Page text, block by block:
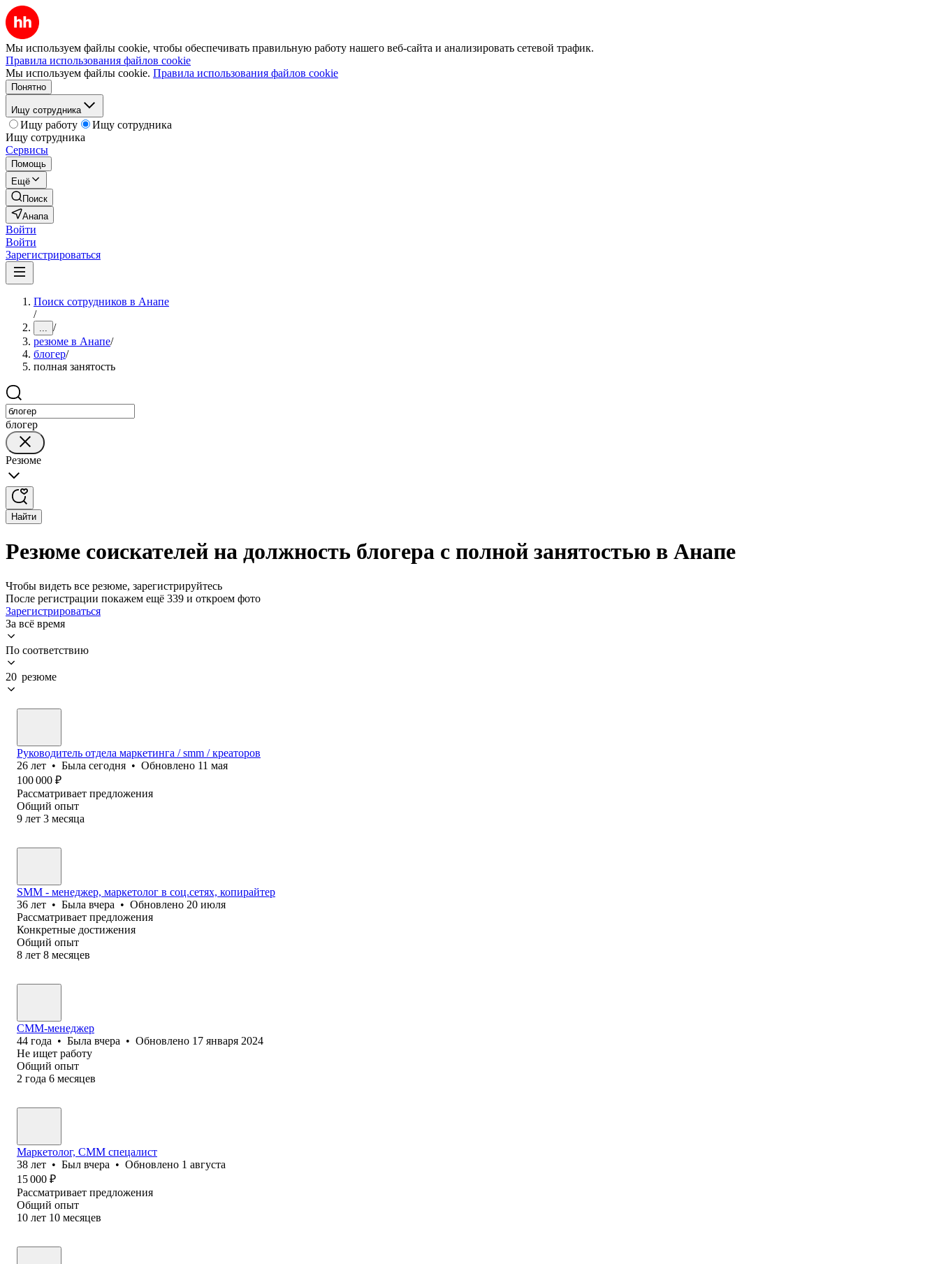
Мы используем файлы cookie, чтобы обеспечивать правильную работу нашего веб-сайта и анализировать сетевой трафик.
Правила использования файлов cookie
Мы используем файлы cookie. Правила использования файлов cookie
Понятно
Ищу сотрудника
Ищу работу
Ищу сотрудника
Ищу сотрудника
Сервисы
Помощь
Ещё
Поиск
Анапа
Войти
Войти
Зарегистрироваться
Поиск сотрудников в Анапе
/
... /
резюме в Анапе/
блогер/
полная занятость
блогер
Резюме
Найти
Резюме соискателей на должность блогера с полной занятостью в Анапе
Чтобы видеть все резюме, зарегистрируйтесь
После регистрации покажем ещё 339 и откроем фото
Зарегистрироваться
За всё время
По соответствию
20 резюме
Руководитель отдела маркетинга / smm / креаторов
26 лет • Была сегодня • Обновлено 11 мая
100 000 ₽
Рассматривает предложения
Общий опыт
9 лет 3 месяца
SMM - менеджер, маркетолог в соц.сетях, копирайтер
36 лет • Была вчера • Обновлено 20 июля
Рассматривает предложения
Конкретные достижения
Общий опыт
8 лет 8 месяцев
СММ-менеджер
44 года • Была вчера • Обновлено 17 января 2024
Не ищет работу
Общий опыт
2 года 6 месяцев
Маркетолог, СММ спецалист
38 лет • Был вчера • Обновлено 1 августа
15 000 ₽
Рассматривает предложения
Общий опыт
10 лет 10 месяцев